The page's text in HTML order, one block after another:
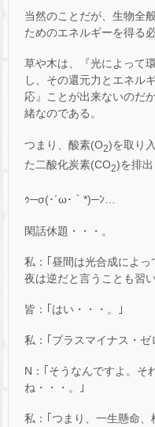
当然のことだが、生物全
ためのエネルギーを得る
草や木は、『光によって
し、その還元力とエネル
応』ことが出来ないのだ
緒なのである。
つまり、酸素(O2)を取り
た二酸化炭素(CO2)を排出
ｩ─σ(･´ω･｀*)─ﾝ…
閑話休題・・・。
私：｢昼間は光合成によっ
夜は逆だと言うことも習
皆：｢はい・・・。｣
私：｢プラスマイナス・ゼ
N：｢そうなんですよ。そ
ね・・・。｣
私：｢つまり、一生懸命